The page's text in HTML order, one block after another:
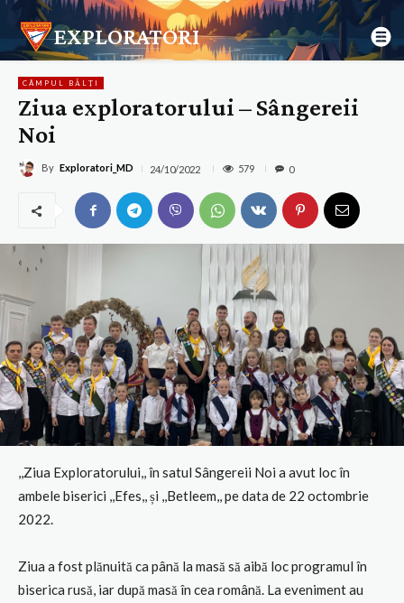
EXPLORATORI
CÂMPUL BĂLȚI
Ziua exploratorului – Sângereii
Noi
By Exploratori_MD 24/10/2022 579 0
,,Ziua Exploratorului,, în satul Sângereii Noi a avut loc în
ambele biserici ,,Efes,, și ,,Betleem,, pe data de 22 octombrie
2022.
Ziua a fost plănuită ca până la masă să aibă loc programul în
biserica rusă, iar după masă în cea română. La eveniment au